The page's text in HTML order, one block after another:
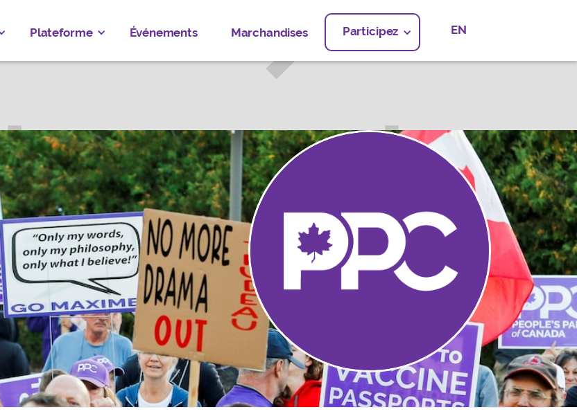
Plateforme Événements Marchandises Participez EN
RIOUX
MADELEINE—LISTUGUJ
Faire un don